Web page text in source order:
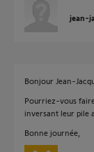
jean-
Bonjour Jean-
Pourriez-vous
inversant leur pile
Bonne journée,